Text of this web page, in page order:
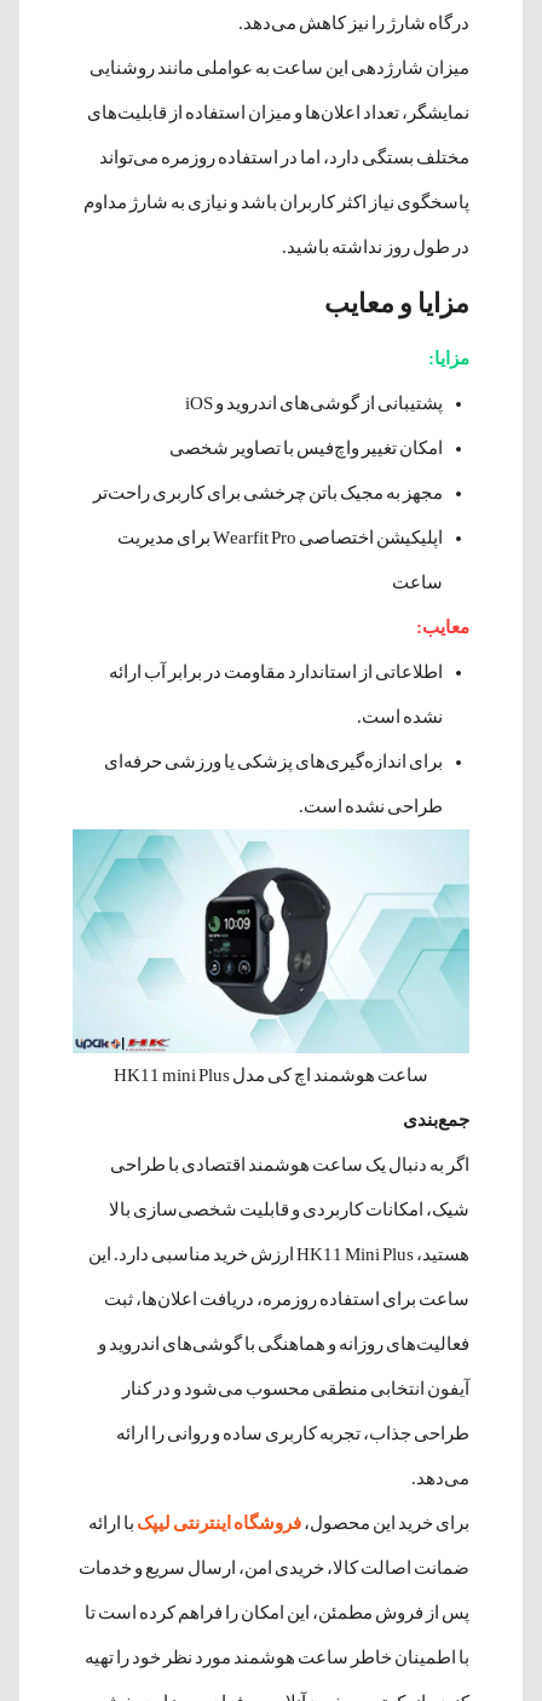
درگاه شارژ را نیز کاهش می‌دهد.
میزان شارژدهی این ساعت به عواملی مانند روشنایی
نمایشگر، تعداد اعلان‌ها و میزان استفاده از قابلیت‌های
مختلف بستگی دارد، اما در استفاده روزمره می‌تواند
پاسخگوی نیاز اکثر کاربران باشد و نیازی به شارژ مداوم
در طول روز نداشته باشید.
مزایا و معایب
مزایا:
پشتیبانی از گوشی‌های اندروید و iOS
امکان تغییر واچ‌فیس با تصاویر شخصی
مجهز به مجیک باتن چرخشی برای کاربری راحت‌تر
اپلیکیشن اختصاصی Wearfit Pro برای مدیریت
ساعت
معایب:
اطلاعاتی از استاندارد مقاومت در برابر آب ارائه
نشده است.
برای اندازه‌گیری‌های پزشکی یا ورزشی حرفه‌ای
طراحی نشده است.
ساعت هوشمند اچ کی مدل HK11 mini Plus
جمع‌بندی
اگر به دنبال یک ساعت هوشمند اقتصادی با طراحی
شیک، امکانات کاربردی و قابلیت شخصی‌سازی بالا
هستید، HK11 Mini Plus ارزش خرید مناسبی دارد. این
ساعت برای استفاده روزمره، دریافت اعلان‌ها، ثبت
فعالیت‌های روزانه و هماهنگی با گوشی‌های اندروید و
آیفون انتخابی منطقی محسوب می‌شود و در کنار
طراحی جذاب، تجربه کاربری ساده و روانی را ارائه
می‌دهد.
برای خرید این محصول،فروشگاه اینترنتی لیپک با ارائه
ضمانت اصالت کالا، خریدی امن، ارسال سریع و خدمات
پس از فروش مطمئن، این امکان را فراهم کرده است تا
با اطمینان خاطر ساعت هوشمند مورد نظر خود را تهیه